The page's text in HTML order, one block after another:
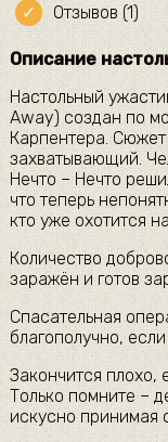
Отзывов (1)
Описание
Настольный
Away) создан по
Карпентера.
захватывающий.
Нечто – Нечто
что теперь
кто уже охотится
Количество
заражён и готов
Спасательная
благополучно,
Закончится плохо,
Только помните –
искусно принимая